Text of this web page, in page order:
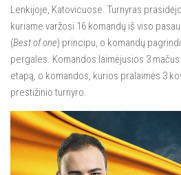
Lenkijoje, Katovicuose. Turnyras prasidėjo
kuriame varžosi 16 komandų iš viso
(Best of one) principu, o komandų
pergales. Komandos laimėjusios 3
etapą, o komandos, kurios pralaimės 3
prestižinio turnyro.